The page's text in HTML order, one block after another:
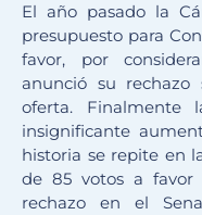
El año pasado la
presupuesto para
favor, por
anunció su
oferta. Finalmente
insignificante
historia se repite en
de 85 votos a
rechazo en el